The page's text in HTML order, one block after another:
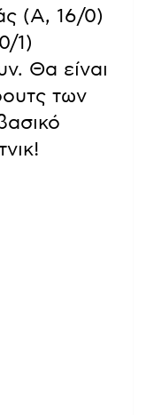
(Α, 16/0)
1)
Θα είναι
των